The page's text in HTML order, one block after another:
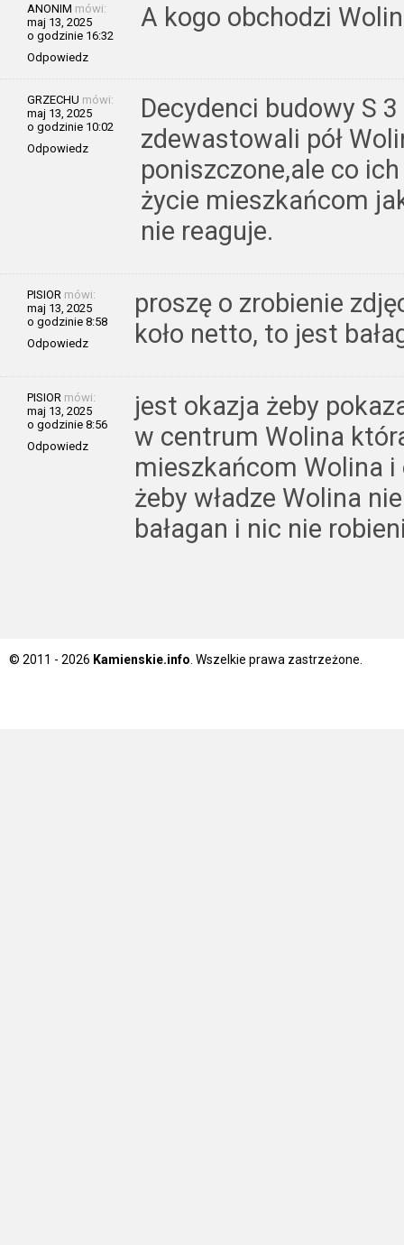
ANONIM mówi:
maj 13, 2025
o godzinie 16:32
Odpowiedz
A kogo obchodzi
GRZECHU mówi:
maj 13, 2025
o godzinie 10:02
Odpowiedz
Decydenci budowy S
zdewastowali pół
poniszczone,ale co
życie mieszkańcom
nie reaguje.
PISIOR mówi:
maj 13, 2025
o godzinie 8:58
Odpowiedz
proszę o zrobienie
koło netto, to jest
PISIOR mówi:
maj 13, 2025
o godzinie 8:56
Odpowiedz
jest okazja żeby
w centrum Wolina
mieszkańcom Wolina
żeby władze Wolina
bałagan i nic nie
© 2011 - 2026 Kamienskie.info . Wszelkie prawa zastrzeżone.